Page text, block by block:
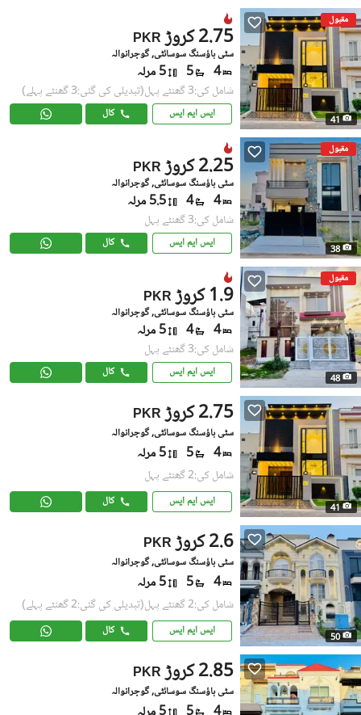
مقبول
41
PKR 2.75 کروڑ
سٹی ہاؤسنگ سوسائٹی, گوجرانوالہ
4
5 5 مرلہ
شامل کی:3 گھنٹے پہل (تبدیلی کی گئی:3 گھنٹے پہلے)
ایس ایم ایس کال
مقبول
38
PKR 2.25 کروڑ
سٹی ہاؤسنگ سوسائٹی, گوجرانوالہ
4
4 5.5 مرلہ
شامل کی:3 گھنٹے پہل
ایس ایم ایس کال
مقبول
48
PKR 1.9 کروڑ
سٹی ہاؤسنگ سوسائٹی, گوجرانوالہ
4
4 5 مرلہ
شامل کی:3 گھنٹے پہل
ایس ایم ایس کال
41
PKR 2.75 کروڑ
سٹی ہاؤسنگ سوسائٹی, گوجرانوالہ
4
5 5 مرلہ
شامل کی:2 گھنٹے پہل
ایس ایم ایس کال
50
PKR 2.6 کروڑ
سٹی ہاؤسنگ سوسائٹی, گوجرانوالہ
4
5 5 مرلہ
شامل کی:2 گھنٹے پہل (تبدیلی کی گئی:2 گھنٹے پہلے)
ایس ایم ایس کال
PKR 2.85 کروڑ
سٹی ہاؤسنگ سوسائٹی, گوجرانوالہ